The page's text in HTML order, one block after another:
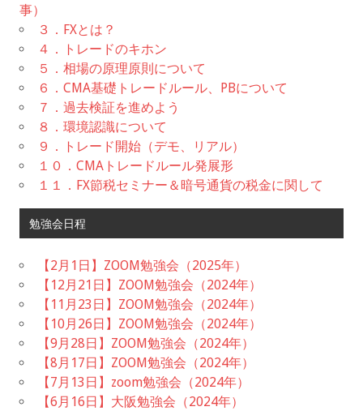
事）
３．FXとは？
４．トレードのキホン
５．相場の原理原則について
６．CMA基礎トレードルール、PBについて
７．過去検証を進めよう
８．環境認識について
９．トレード開始（デモ、リアル）
１０．CMAトレードルール発展形
１１．FX節税セミナー＆暗号通貨の税金に関して
勉強会日程
【2月1日】ZOOM勉強会（2025年）
【12月21日】ZOOM勉強会（2024年）
【11月23日】ZOOM勉強会（2024年）
【10月26日】ZOOM勉強会（2024年）
【9月28日】ZOOM勉強会（2024年）
【8月17日】ZOOM勉強会（2024年）
【7月13日】zoom勉強会（2024年）
【6月16日】大阪勉強会（2024年）